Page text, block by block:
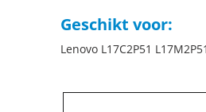
Geschikt voor:
Lenovo L17C2P51